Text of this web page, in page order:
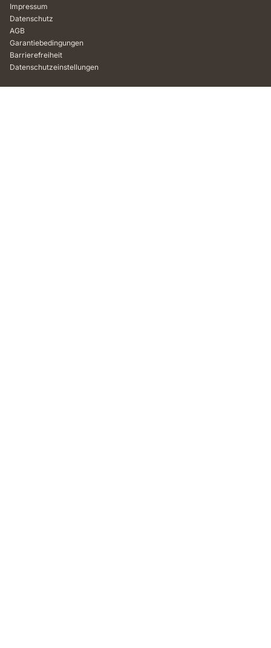
Impressum
Datenschutz
AGB
Garantiebedingungen
Barrierefreiheit
Datenschutzeinstellungen